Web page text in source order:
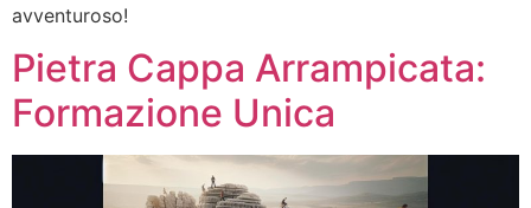
avventuroso!
Pietra Cappa Arrampicata:
Formazione Unica